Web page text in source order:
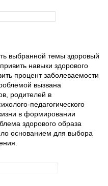
выбранной темы здоровый
навыки здорового
процент заболеваемости
вызвана
родителей в
педагогического
в формировании
здорового образа
основанием для выбора